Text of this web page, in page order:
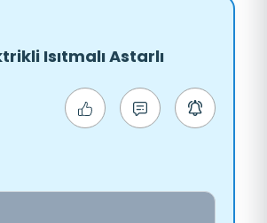
Isıtmalı Astarlı